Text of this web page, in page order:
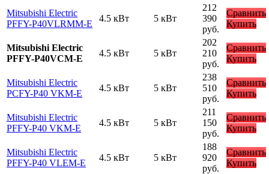
Mitsubishi Electric
PFFY-P40VLRMM-E
4.5 кВт 5 кВт
212
390
руб.
Сравнить
Купить
Mitsubishi Electric
PFFY-P40VCM-E
4.5 кВт 5 кВт
202
210
руб.
Сравнить
Купить
Mitsubishi Electric
PCFY-P40 VKM-E
4.5 кВт 5 кВт
238
510
руб.
Сравнить
Купить
Mitsubishi Electric
PFFY-P40 VKM-E
4.5 кВт 5 кВт
211
150
руб.
Сравнить
Купить
Mitsubishi Electric
PFFY-P40 VLEM-E
4.5 кВт 5 кВт
188
920
руб.
Сравнить
Купить